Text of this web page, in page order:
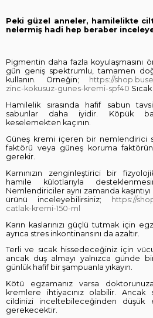
Peki güzel anneler, hamilelikte cilt
nelermiş hadi hep beraber
Pigmentin daha fazla koyulaşmasını
gün geniş spektrumlu, tamamen
kullanın. Örneğin;
https://
zinc-kokusuz-gunes-kremi-spf40
Hamilelik sırasında hafif sabun
sabunlar daha iyidir. Köpük
keselemekten kaçının.
Güneş kremi içeren bir nemlendirici
faktörü veya güneş koruma
gerekir.
Karnınızın zenginleştirici bir
hamile külotlarıyla
Nemlendiriciler aynı zamanda
ürünü inceleyebilirsiniz; https://
catlak-kremi-150-ml
Karın kaslarınızı güçlü tutmak için
ayrıca stres inkontinansını da azaltır.
Terli ve sıcak hissedeceğiniz için
ancak duş almayı yalnızca günde bir
günlük hafif bir şampuanla yıkayın.
Kötü egzamanız varsa
kremlere ihtiyacınız olabilir. Ancak
cildinizi inceltebileceğinden
gerekecektir.